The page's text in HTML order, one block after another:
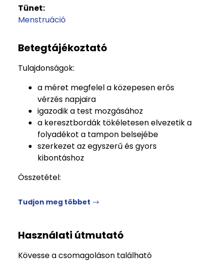
Tünet:
Menstruáció
Betegtájékoztató
Tulajdonságok:
a méret megfelel a közepesen erős
vérzés napjaira
igazodik a test mozgásához
a keresztbordák tökéletesen elvezetik a
folyadékot a tampon belsejébe
szerkezet az egyszerű és gyors
kibontáshoz
Összetétel:
Tudjon meg többet
Használati útmutató
Kövesse a csomagoláson található